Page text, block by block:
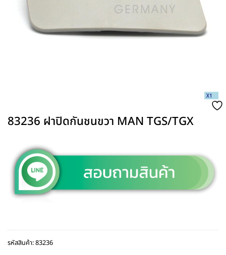
83236 ฝาปิดกันชนขวา MAN TGS/TGX
รหัสสินค้า:83236